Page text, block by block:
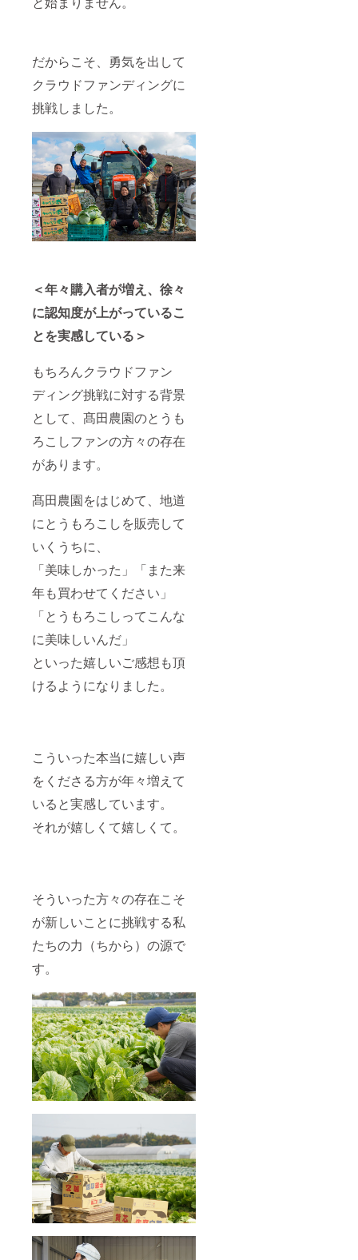
だからこそ、勇気を出して
クラウドファンディングに
挑戦しました。
＜年々購入者が増え、徐々
に認知度が上がっているこ
とを実感している＞
もちろんクラウドファン
ディング挑戦に対する背景
として、髙田農園のとうも
ろこしファンの方々の存在
があります。
髙田農園をはじめて、地道
にとうもろこしを販売して
いくうちに、
「美味しかった」「また来
年も買わせてください」
「とうもろこしってこんな
に美味しいんだ」
といった嬉しいご感想も頂
けるようになりました。
こういった本当に嬉しい声
をくださる方が年々増えて
いると実感しています。
それが嬉しくて嬉しくて。
そういった方々の存在こそ
が新しいことに挑戦する私
たちの力（ちから）の源で
す。